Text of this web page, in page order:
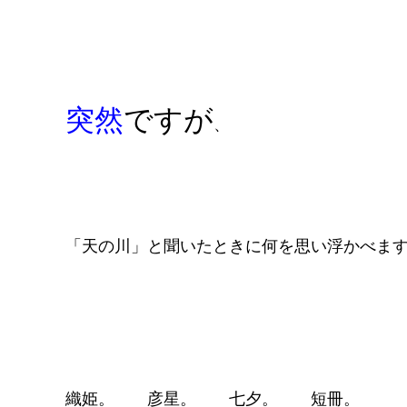
突然ですが、
「天の川」と聞いたときに何を思い浮かべま
織姫。 彦星。 七夕。 短冊。